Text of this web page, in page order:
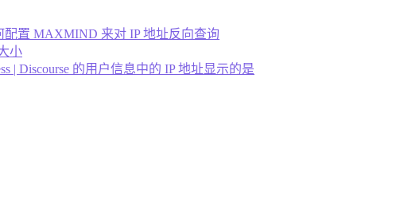
配置 MAXMIND 来对 IP 地址反向查询
小
| Discourse 的用户信息中的 IP 地址显示的是